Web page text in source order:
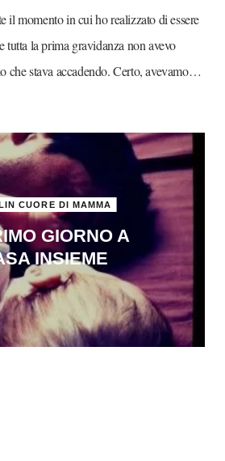
il momento in cui ho realizzato di essere
la prima gravidanza non avevo
che stava accadendo. Certo, avevamo…
CUORE DI MAMMA
GIORNO A
INSIEME